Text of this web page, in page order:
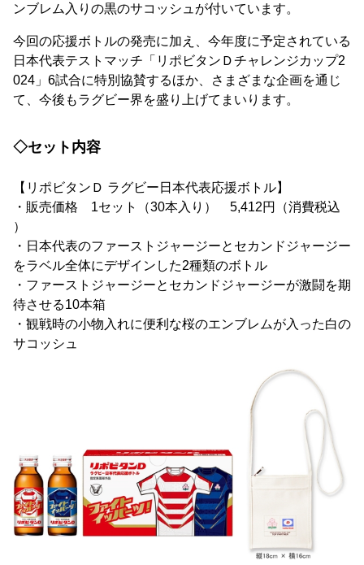
ンブレム入りの黒のサコッシュが付いています。
今回の応援ボトルの発売に加え、今年度に予定されている
日本代表テストマッチ「リポビタンＤチャレンジカップ2
024」6試合に特別協賛するほか、さまざまな企画を通じ
て、今後もラグビー界を盛り上げてまいります。
◇セット内容
【リポビタンＤ ラグビー日本代表応援ボトル】
・販売価格 1セット（30本入り） 5,412円（消費税込
）
・日本代表のファーストジャージーとセカンドジャージー
をラベル全体にデザインした2種類のボトル
・ファーストジャージーとセカンドジャージーが激闘を期
待させる10本箱
・観戦時の小物入れに便利な桜のエンブレムが入った白の
サコッシュ